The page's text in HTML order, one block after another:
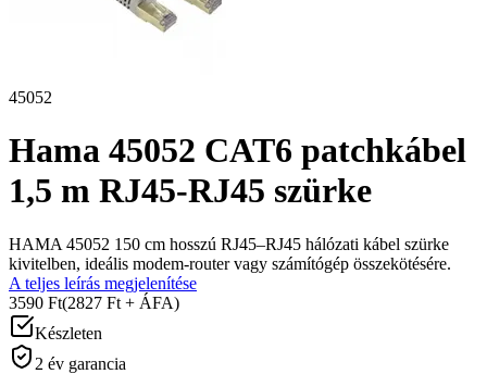
45052
Hama 45052 CAT6 patchkábel
1,5 m RJ45-RJ45 szürke
HAMA 45052 150 cm hosszú RJ45–RJ45 hálózati kábel szürke
kivitelben, ideális modem-router vagy számítógép összekötésére.
A teljes leírás megjelenítése
3590 Ft(2827 Ft + ÁFA)
Készleten
2 év garancia